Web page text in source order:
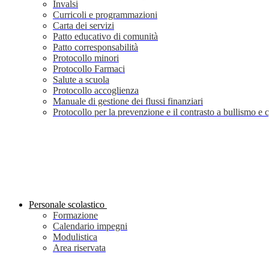
Invalsi
Curricoli e programmazioni
Carta dei servizi
Patto educativo di comunità
Patto corresponsabilità
Protocollo minori
Protocollo Farmaci
Salute a scuola
Protocollo accoglienza
Manuale di gestione dei flussi finanziari
Protocollo per la prevenzione e il contrasto a bullismo e
Personale scolastico
Formazione
Calendario impegni
Modulistica
Area riservata